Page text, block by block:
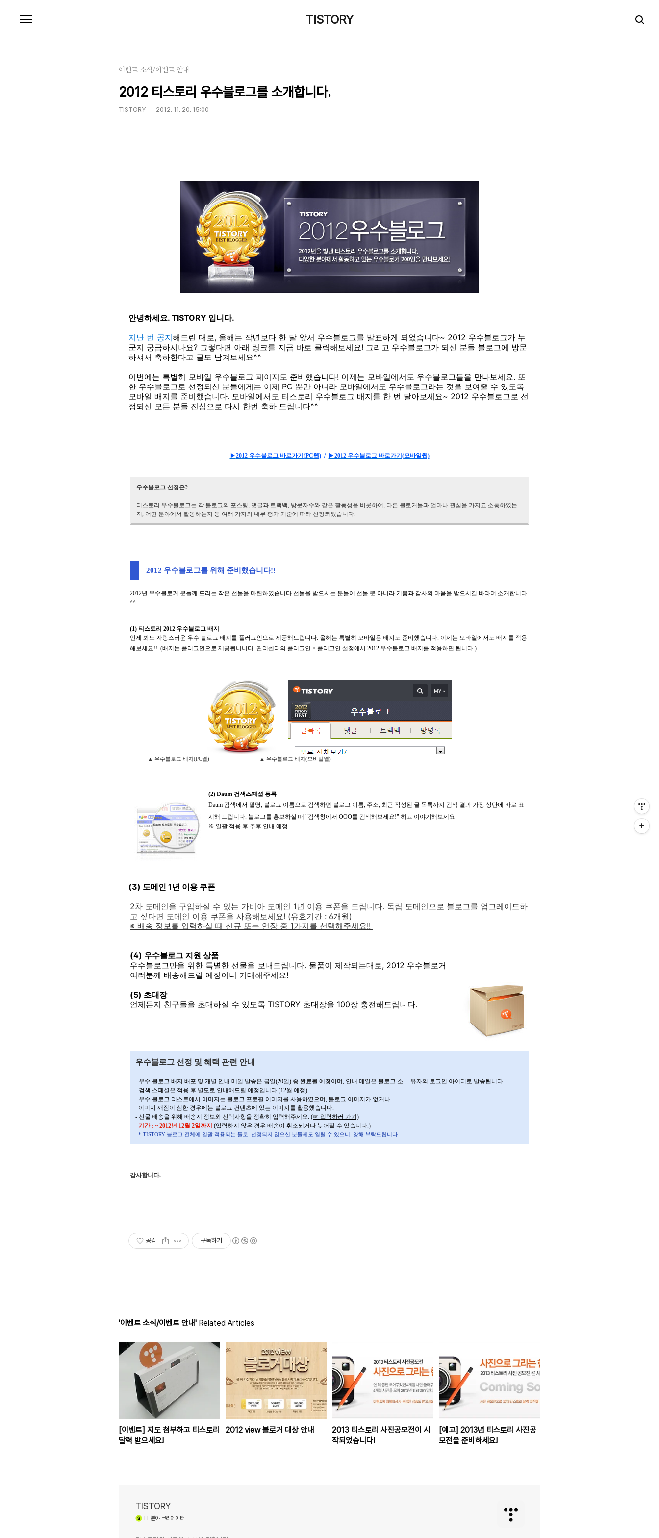
TISTORY
이벤트 소식/이벤트 안내
2012 티스토리 우수블로그를 소개합니다.
TISTORY 2012. 11. 20. 15:00
안녕하세요. TISTORY 입니다.
지난 번 공지해드린 대로, 올해는 작년보다 한 달 앞서 우수블로그를 발표하게 되었습니다~ 2012 우수블로그가 누
군지 궁금하시나요? 그렇다면 아래 링크를 지금 바로 클릭해보세요! 그리고 우수블로그가 되신 분들 블로그에 방문
하셔서 축하한다고 글도 남겨보세요^^
이번에는 특별히 모바일 우수블로그 페이지도 준비했습니다! 이제는 모바일에서도 우수블로그들을 만나보세요. 또
한 우수블로그로 선정되신 분들에게는 이제 PC 뿐만 아니라 모바일에서도 우수블로그라는 것을 보여줄 수 있도록
모바일 배지를 준비했습니다. 모바일에서도 티스토리 우수블로그 배지를 한 번 달아보세요~ 2012 우수블로그로 선
정되신 모든 분들 진심으로 다시 한번 축하 드립니다^^
▶2012 우수블로그 바로가기(PC웹) / ▶2012 우수블로그 바로가기(모바일웹)
우수블로그 선정은?
티스토리 우수블로그는 각 블로그의 포스팅, 댓글과 트랙백, 방문자수와 같은 활동성을 비롯하여, 다른 블로거들과 얼마나 관심을 가지고 소통하였는
지, 어떤 분야에서 활동하는지 등 여러 가지의 내부 평가 기준에 따라 선정되었습니다.
2012 우수블로그를 위해 준비했습니다!!
2012년 우수블로거 분들께 드리는 작은 선물을 마련하였습니다.선물을 받으시는 분들이 선물 뿐 아니라 기쁨과 감사의 마음을 받으시길 바라며 소개합니다.
^^
(1) 티스토리 2012 우수블로그 배지
언제 봐도 자랑스러운 우수 블로그 배지를 플러그인으로 제공해드립니다. 올해는 특별히 모바일용 배지도 준비했습니다. 이제는 모바일에서도 배지를 적용
해보세요!! (배지는 플러그인으로 제공됩니니다. 관리센터의 플러그인 > 플러그인 설정에서 2012 우수블로그 배지를 적용하면 됩니다.)
▲ 우수블로그 배지(PC웹) ▲ 우수블로그 배지(모바일웹)
(2) Daum 검색스페셜 등록
Daum 검색에서 필명, 블로그 이름으로 검색하면 블로그 이름, 주소, 최근 작성된 글 목록까지 검색 결과 가장 상단에 바로 표
시해 드립니다. 블로그를 홍보하실 때 "검색창에서 OOO를 검색해보세요!" 하고 이야기해보세요!
※ 일괄 적용 후 추후 안내 예정
(3) 도메인 1년 이용 쿠폰
2차 도메인을 구입하실 수 있는 가비아 도메인 1년 이용 쿠폰을 드립니다. 독립 도메인으로 블로그를 업그레이드하
고 싶다면 도메인 이용 쿠폰을 사용해보세요! (유효기간 : 6개월)
※ 배송 정보를 입력하실 때 신규 또는 연장 중 1가지를 선택해주세요!!
(4) 우수블로그 지원 상품
우수블로그만을 위한 특별한 선물을 보내드립니다. 물품이 제작되는대로, 2012 우수블로거
여러분께 배송해드릴 예정이니 기대해주세요!
(5) 초대장
언제든지 친구들을 초대하실 수 있도록 TISTORY 초대장을 100장 충전해드립니다.
우수블로그 선정 및 혜택 관련 안내
- 우수 블로그 배지 배포 및 개별 안내 메일 발송은 금일(20일) 중 완료될 예정이며, 안내 메일은 블로그 소 유자의 로그인 아이디로 발송됩니다.
- 검색 스페셜은 적용 후 별도로 안내해드릴 예정입니다.(12월 예정)
- 우수 블로그 리스트에서 이미지는 블로그 프로필 이미지를 사용하였으며, 블로그 이미지가 없거나
이미지 깨짐이 심한 경우에는 블로그 컨텐츠에 있는 이미지를 활용했습니다.
- 선물 배송을 위해 배송지 정보와 선택사항을 정확히 입력해주세요. (☞ 입력하러 가기)
기간 : ~ 2012년 12월 2일까지 (입력하지 않은 경우 배송이 취소되거나 늦어질 수 있습니다.)
* TISTORY 블로그 전체에 일괄 적용되는 툴로, 선정되지 않으신 분들께도 열릴 수 있으니, 양해 부탁드립니다
감사합니다.
공감 구독하기
'이벤트 소식/이벤트 안내' Related Articles
[이벤트] 지도 첨부하고 티스토리
달력 받으세요!
2012 view 블로거 대상 안내
2013 티스토리 사진공모전이 시
작되었습니다!
[예고] 2013년 티스토리 사진공
모전을 준비하세요!
TISTORY
IT 분야 크리에이터